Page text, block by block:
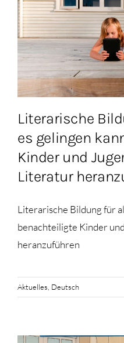
Literarische
es gelingen
Kinder und
Literatur
Literarische Bildung für
benachteiligte Kinder
heranzuführen
Aktuelles, Deutsch